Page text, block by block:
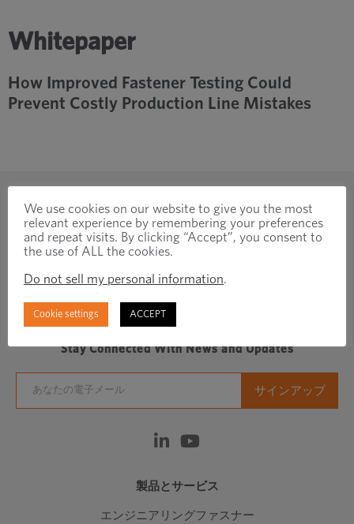
Whitepaper
How Improved Fastener Testing Could
Prevent Costly Production Line Mistakes
manufacturer/distributor
Stay Connected With News and Updates
製品とサービス
エンジニアリングファスナー
We use cookies on our website to give you the most
relevant experience by remembering your preferences
and repeat visits. By clicking “Accept”, you consent to
the use of ALL the cookies.
Do not sell my personal information.
Cookie settings ACCEPT